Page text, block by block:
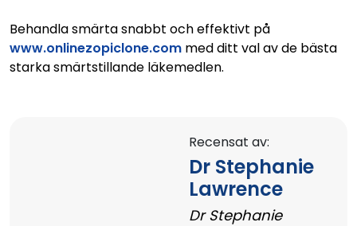
Behandla smärta snabbt och effektivt på
www.onlinezopiclone.com med ditt val av de bästa
starka smärtstillande läkemedlen.
Recensat av:
Dr Stephanie
Lawrence
Dr Stephanie